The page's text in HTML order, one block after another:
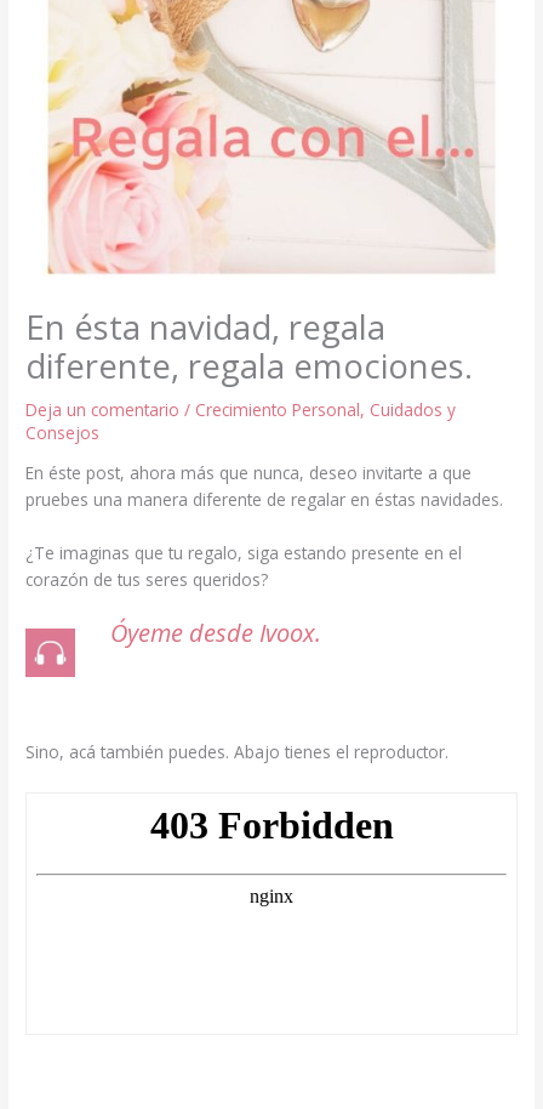
En ésta navidad, regala
diferente, regala emociones.
Deja un comentario / Crecimiento Personal, Cuidados y
Consejos
En éste post, ahora más que nunca, deseo invitarte a que
pruebes una manera diferente de regalar en éstas navidades.
¿Te imaginas que tu regalo, siga estando presente en el
corazón de tus seres queridos?
Óyeme desde Ivoox.
Sino, acá también puedes. Abajo tienes el reproductor.